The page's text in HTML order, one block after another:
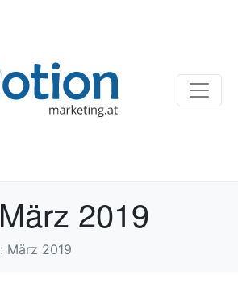
März 2019
März 2019